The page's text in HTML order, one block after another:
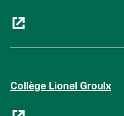
Collège Lionel Groulx